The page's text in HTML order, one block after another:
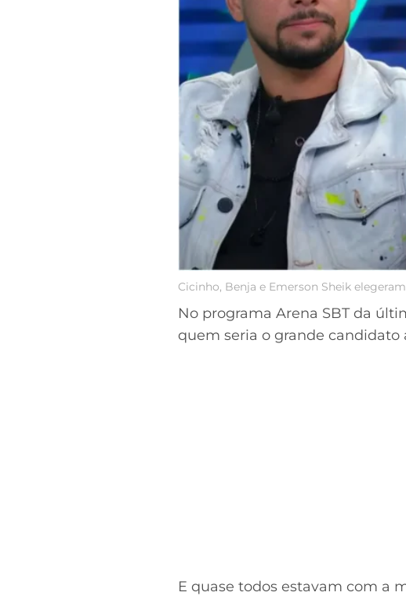
Cicinho, Benja e Emerson Sheik
No programa Arena SBT da
quem seria o grande candidato
E quase todos estavam com a